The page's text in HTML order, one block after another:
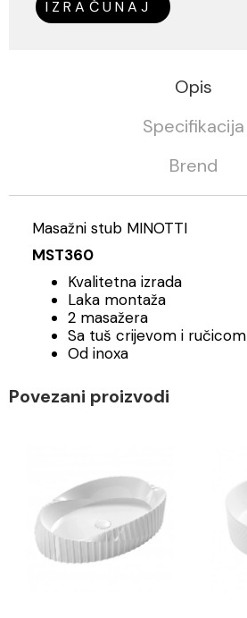
IZRAČUNAJ
Opis
Specifikacija
Brend
Masažni stub MINOTTI
MST360
Kvalitetna izrada
Laka montaža
2 masažera
Sa tuš crijevom i ručicom
Od inoxa
Povezani proizvodi